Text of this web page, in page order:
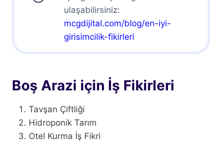
ulaşabilirsiniz:
mcgdijital.com/blog/en-iyi-
girisimcilik-fikirleri
Boş Arazi için İş Fikirleri
Tavşan Çiftliği
Hidroponik Tarım
Otel Kurma İş Fikri